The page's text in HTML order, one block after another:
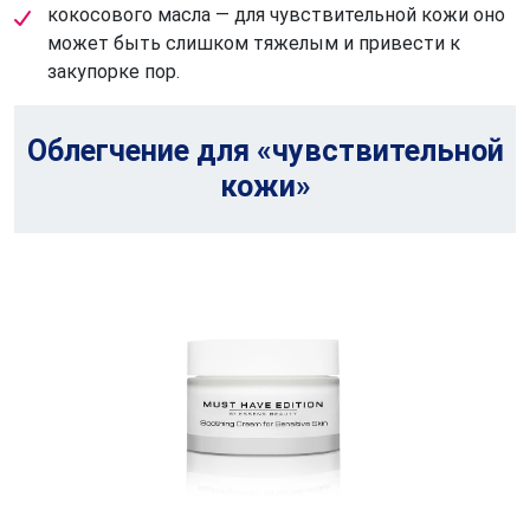
кокосового масла — для чувствительной кожи оно
может быть слишком тяжелым и привести к
закупорке пор.
Облегчение для «чувствительной
кожи»